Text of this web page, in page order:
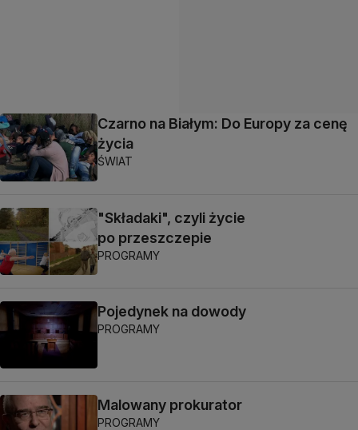
Czarno na Białym: Do Europy za cenę
życia
ŚWIAT
"Składaki", czyli życie
po przeszczepie
PROGRAMY
Pojedynek na dowody
PROGRAMY
Malowany prokurator
PROGRAMY